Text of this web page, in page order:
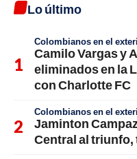
Lo último
Colombianos en el
Camilo Vargas y
eliminados en la
con Charlotte FC
Colombianos en el
Jaminton
Central al triunfo,